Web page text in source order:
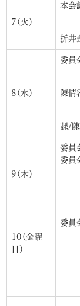
7(火）
本
大
折井
8(水）
委
（
陳情
（
課/
9(木）
委
委員
（
10(金曜
日)
委